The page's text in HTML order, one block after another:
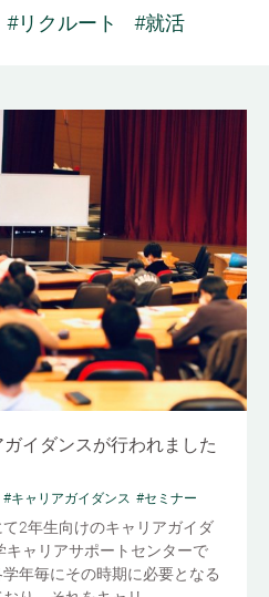
#リクルート #就活
ガイダンスが行われました
#キャリアガイダンス #セミナー
2年生向けのキャリアガイダ
キャリアサポートセンターで
年毎にその時期に必要となる